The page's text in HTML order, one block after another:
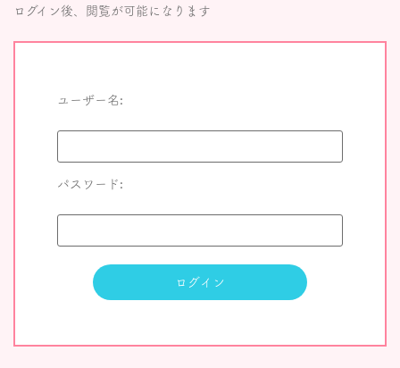
ログイン後、閲覧が可能になります
ユーザー名:
パスワード: